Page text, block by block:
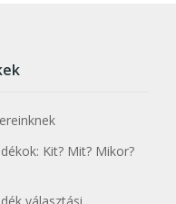
Kit? Mit? Mikor?
választási